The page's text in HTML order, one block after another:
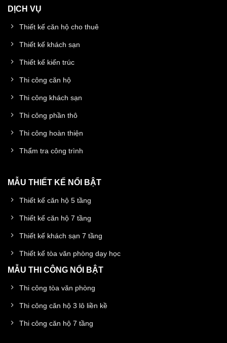
DỊCH VỤ
Thiết kế căn hộ cho thuê
Thiết kế khách sạn
Thiết kế kiến trúc
Thi công căn hộ
Thi công khách sạn
Thi công phần thô
Thi công hoàn thiện
Thẩm tra công trình
MẪU THIẾT KẾ NỔI BẬT
Thiết kế căn hộ 5 tầng
Thiết kế căn hộ 7 tầng
Thiết kế khách sạn 7 tầng
Thiết kế tòa văn phòng dạy học
MẪU THI CÔNG NỔI BẬT
Thi công tòa văn phòng
Thi công căn hộ 3 lô liền kề
Thi công căn hộ 7 tầng